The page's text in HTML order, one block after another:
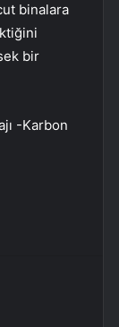
binalara
bir
-Karbon